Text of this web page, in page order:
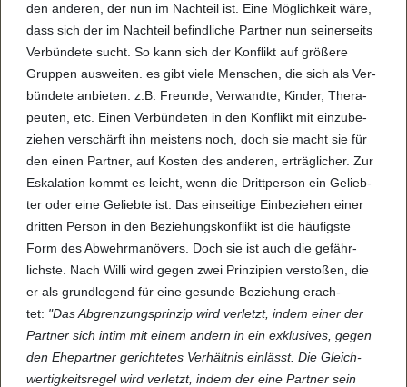
den ande­ren, der nun im Nach­teil ist. Eine Mög­lich­keit wäre,
dass sich der im Nach­teil befind­li­che Part­ner nun sei­ner­seits
Ver­bün­dete sucht. So kann sich der Kon­flikt auf grö­ßere
Grup­pen aus­wei­ten. es gibt viele Men­schen, die sich als Ver­
bün­dete anbie­ten: z.B. Freunde, Ver­wandte, Kin­der, The­ra­
peu­ten, etc. Einen Ver­bün­de­ten in den Kon­flikt mit ein­zu­be­
zie­hen ver­schärft ihn meis­tens noch, doch sie macht sie für
den einen Part­ner, auf Kos­ten des ande­ren, erträg­li­cher. Zur
Eska­la­tion kommt es leicht, wenn die Dritt­per­son ein Gelieb­
ter oder eine Geliebte ist. Das ein­sei­tige Ein­be­zie­hen einer
drit­ten Per­son in den Bezie­hungs­kon­flikt ist die häu­figste
Form des Abwehr­ma­nö­vers. Doch sie ist auch die gefähr­
lichste. Nach Willi wird gegen zwei Prin­zi­pien ver­sto­ßen, die
er als grund­le­gend für eine gesunde Bezie­hung erach­
tet: "Das Abgren­zungs­prin­zip wird ver­letzt, indem einer der
Part­ner sich intim mit einem andern in ein exklu­si­ves, gegen
den Ehe­part­ner gerich­te­tes Ver­hält­nis ein­lässt. Die Gleich­
wer­tig­keits­re­gel wird ver­letzt, indem der eine Part­ner sein